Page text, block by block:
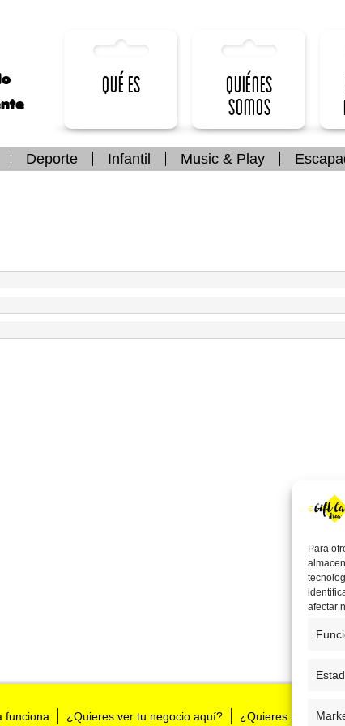
Para
afectar
Qué es
Quiénes
somos
Deporte Infantil Music & Play
funciona ¿Quieres ver tu negocio aquí? ¿Quieres tenernos